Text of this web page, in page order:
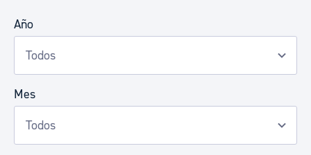
Año
Mes